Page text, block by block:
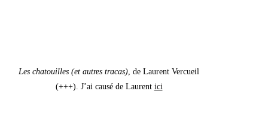
Les cha­touilles (et autres tra­cas), de Laurent Ver­cueil
(+++). J’ai cau­sé de Laurent ici